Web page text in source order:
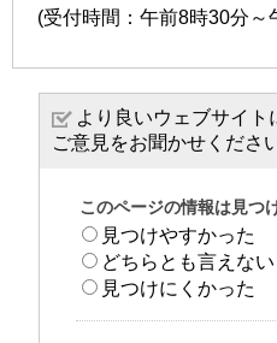
(受付時間：午前8時30分～
より良いウェブサイ
ご意見をお聞かせくださ
このページの情報は見つ
見つけやすかった
どちらとも言えない
見つけにくかった